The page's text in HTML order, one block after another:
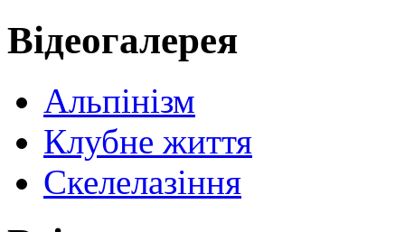
Відеогалерея
Альпінізм
Клубне життя
Скелелазіння